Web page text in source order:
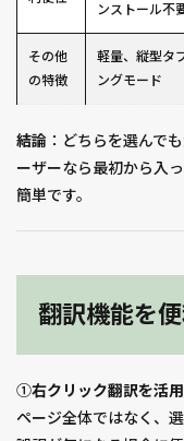
ンストール不
その他
の特徴
軽量、縦型タ
ングモード
結論 ：どちらを選んで
ーザーなら最初から入
簡単です。
翻訳機能を
①右クリック翻訳を活用
ページ全体ではなく、